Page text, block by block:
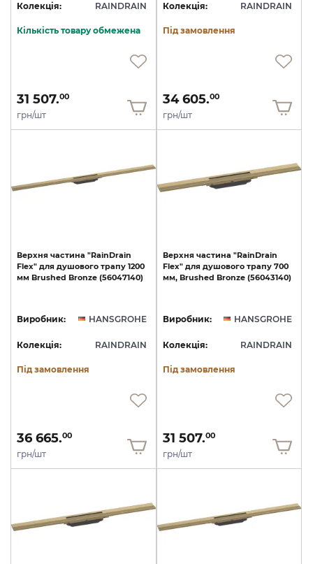
Колекція: RAINDRAIN
Кількість товару обмежена
31 507.00
грн/шт
Колекція: RAINDRAIN
Під замовлення
34 605.00
грн/шт
Верхня частина "RainDrain
Flex" для душового трапу 1200
мм Brushed Bronze (56047140)
Виробник: HANSGROHE
Колекція: RAINDRAIN
Під замовлення
36 665.00
грн/шт
Верхня частина "RainDrain
Flex" для душового трапу 700
мм, Brushed Bronze (56043140)
Виробник: HANSGROHE
Колекція: RAINDRAIN
Під замовлення
31 507.00
грн/шт